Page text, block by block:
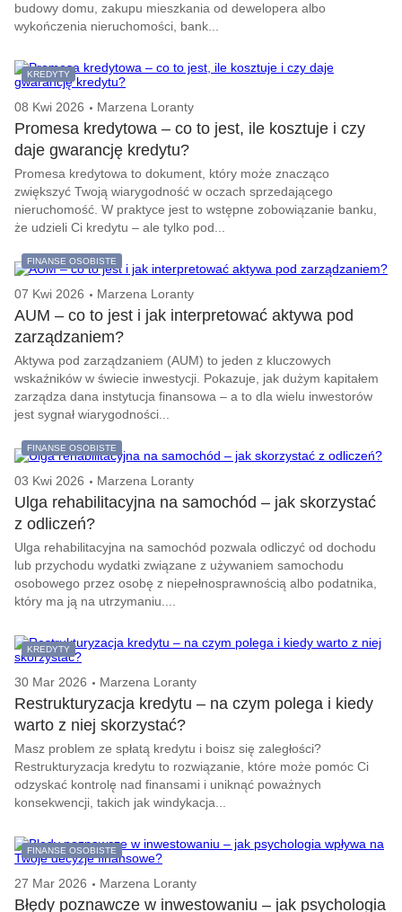
budowy domu, zakupu mieszkania od dewelopera albo
wykończenia nieruchomości, bank...
KREDYTY
08 Kwi 2026 Marzena Loranty
Promesa kredytowa – co to jest, ile kosztuje i czy
daje gwarancję kredytu?
Promesa kredytowa to dokument, który może znacząco
zwiększyć Twoją wiarygodność w oczach sprzedającego
nieruchomość. W praktyce jest to wstępne zobowiązanie banku,
że udzieli Ci kredytu – ale tylko pod...
FINANSE OSOBISTE
07 Kwi 2026 Marzena Loranty
AUM – co to jest i jak interpretować aktywa pod
zarządzaniem?
Aktywa pod zarządzaniem (AUM) to jeden z kluczowych
wskaźników w świecie inwestycji. Pokazuje, jak dużym kapitałem
zarządza dana instytucja finansowa – a to dla wielu inwestorów
jest sygnał wiarygodności...
FINANSE OSOBISTE
03 Kwi 2026 Marzena Loranty
Ulga rehabilitacyjna na samochód – jak skorzystać
z odliczeń?
Ulga rehabilitacyjna na samochód pozwala odliczyć od dochodu
lub przychodu wydatki związane z używaniem samochodu
osobowego przez osobę z niepełnosprawnością albo podatnika,
który ma ją na utrzymaniu....
KREDYTY
30 Mar 2026 Marzena Loranty
Restrukturyzacja kredytu – na czym polega i kiedy
warto z niej skorzystać?
Masz problem ze spłatą kredytu i boisz się zaległości?
Restrukturyzacja kredytu to rozwiązanie, które może pomóc Ci
odzyskać kontrolę nad finansami i uniknąć poważnych
konsekwencji, takich jak windykacja...
FINANSE OSOBISTE
27 Mar 2026 Marzena Loranty
Błędy poznawcze w inwestowaniu – jak psychologia